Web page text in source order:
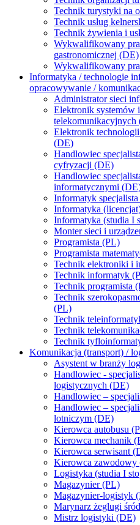
Technik turystyki na
Technik usług
Technik żywienia i
Wykwalifikowany
gastronomicznej (DE)
Wykwalifikowany
Informatyka / technologie
opracowywanie /
Administrator sieci
Elektronik systemów
telekomunikacyjnych
Elektronik
(DE)
Handlowiec
cyfryzacji (DE)
Handlowiec
informatycznymi
Informatyk
Informatyka
Informatyka (studia I
Monter sieci i
Programista (PL)
Programista
Technik elektroniki i
Technik informatyk
Technik programista
Technik
(PL)
Technik
Technik
Technik
Komunikacja (transport) /
Asystent w branży
Handlowiec -
logistycznych (DE)
Handlowiec –
Handlowiec –
lotniczym (DE)
Kierowca autobusu
Kierowca mechanik
Kierowca serwisant
Kierowca zawodowy
Logistyka (studia I
Magazynier (PL)
Magazynier-logistyk
Marynarz żeglugi
Mistrz logistyki (DE)